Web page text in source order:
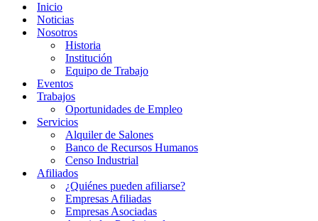
Inicio
Noticias
Nosotros
Historia
Institución
Equipo de Trabajo
Eventos
Trabajos
Oportunidades de Empleo
Servicios
Alquiler de Salones
Banco de Recursos Humanos
Censo Industrial
Afiliados
¿Quiénes pueden afiliarse?
Empresas Afiliadas
Empresas Asociadas